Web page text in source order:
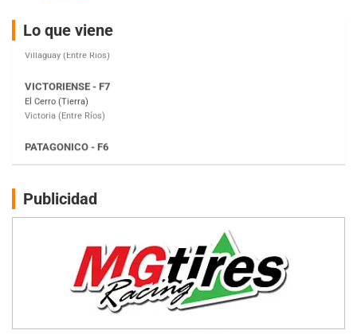
entradas
Lo que viene
El Cerro (Tierra)
Moto Club Reginense (Tierra)
Gral. E. Godoy (Río Negro)
Juventud Unida (Tierra)
Humboldt (Santa Fe)
NORESTE SANTAFESINO - F6
SUR SANTAFESINO - F4
José Samuel Sánchez (Tierra)
Rufino (Santa Fe)
Juan Navarro (Asfalto)
Publicidad